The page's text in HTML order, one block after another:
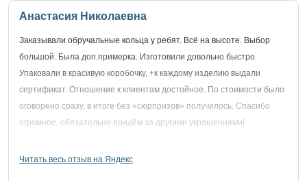
Анастасия Николаевна
Заказывали обручальные кольца у ребят. Всё на высоте. Выбор
большой. Была доп.примерка. Изготовили довольно быстро.
Упаковали в красивую коробочку, +к каждому изделию выдали
сертификат. Отношение к клиентам достойное. По стоимости было
оговорено сразу, в итоге без «сюрпризов» получилось. Спасибо
огромное, обязательно придём за другими украшениями!
Читать весь отзыв на Яндекс